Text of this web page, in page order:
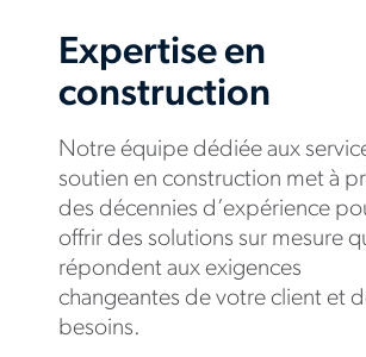
Expertise en
construction
Notre équipe dédiée aux
soutien en construction met à
des décennies d’expérience
offrir des solutions sur mesure
répondent aux exigences
changeantes de votre client et
besoins.